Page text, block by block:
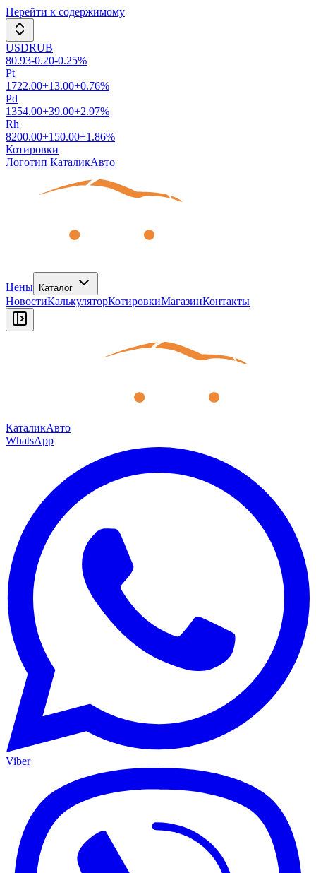
Перейти к содержимому
USDRUB
80.93-0.20-0.25%
Pt
1722.00+13.00+0.76%
Pd
1354.00+39.00+2.97%
Rh
8200.00+150.00+1.86%
Котировки
Логотип КаталикАвто
Цены Каталог
НовостиКалькуляторКотировкиМагазинКонтакты
КаталикАвто
WhatsApp
Viber